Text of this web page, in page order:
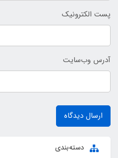
پست الکترونیک
آدرس وب‌سایت
ارسال دیدگاه
دسته‌بندی